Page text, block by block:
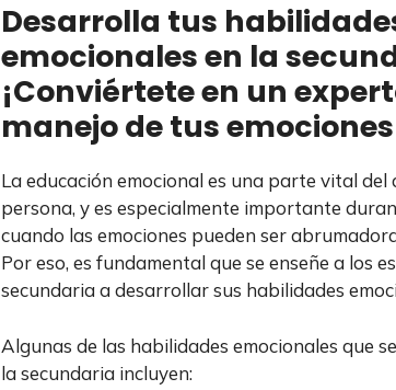
Desarrolla tus
emocionales en la
¡Conviértete en un
manejo de tus
La educación emocional es una parte vital
persona, y es especialmente importante
cuando las emociones pueden ser
Por eso, es fundamental que se enseñe a los
secundaria a desarrollar sus habilidades
Algunas de las habilidades emocionales que
la secundaria incluyen: